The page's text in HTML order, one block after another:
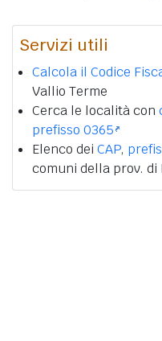
Servizi utili
Calcola il Codice
Vallio Terme
Cerca le località con
prefisso 0365
Elenco dei CAP,
comuni della prov. di